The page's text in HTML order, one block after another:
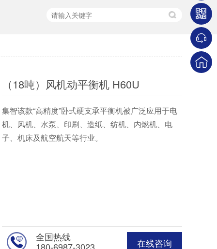
（18吨）风机动平衡机 H60U
集智该款“高精度”卧式硬支承平衡机被广泛应用于电
机、风机、水泵、印刷、造纸、纺机、内燃机、电
子、机床及航空航天等行业。
在线咨询
全国热线